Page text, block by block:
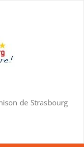
de Strasbourg
MASQUER LA